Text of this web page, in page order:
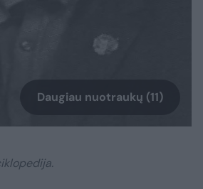
Daugiau nuotraukų (11)